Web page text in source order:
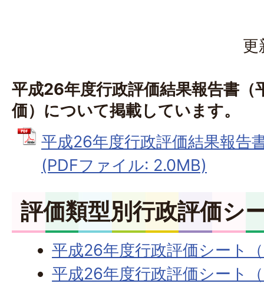
更
平成26年度行政評価結果報告書（
価）について掲載しています。
平成26年度行政評価結果報告
(PDFファイル: 2.0MB)
評価類型別行政評価シ
平成26年度行政評価シート
平成26年度行政評価シート